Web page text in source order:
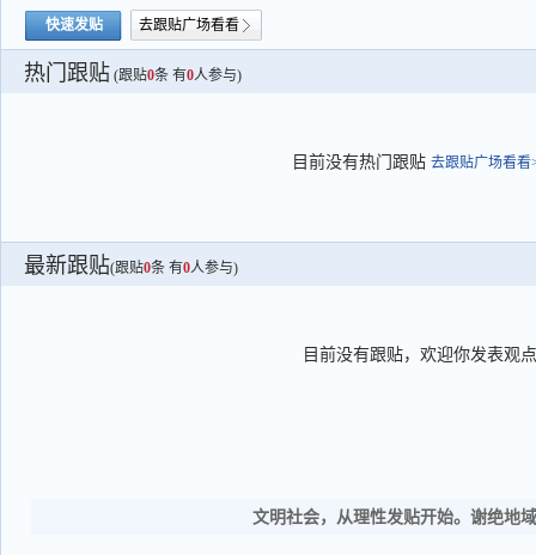
快速发贴 去跟贴广场看看
热门跟贴 (跟贴0条 有0人参与)
目前没有热门跟贴 去跟贴广场看看
最新跟贴(跟贴0条 有0人参与)
目前没有跟贴，欢迎你发表观点
文明社会，从理性发贴开始。谢绝地